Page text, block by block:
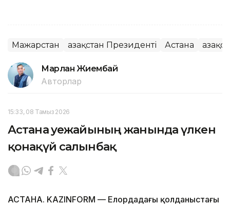
Мажарстан Қазақстан Президенті Астана
Марлан Жиембай
Авторлар
15:33, 08 Тамыз 2026
Астана әуежайының жанында үлкен
қонақүй салынбақ
АСТАНА. KAZINFORM — Елордадағы қолданыстағы